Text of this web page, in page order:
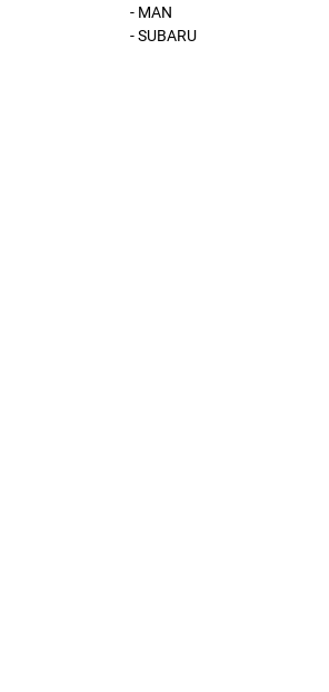
- MAN
- SUBARU